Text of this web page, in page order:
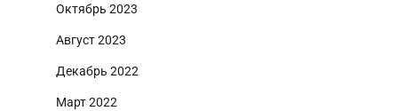
Октябрь 2023
Август 2023
Декабрь 2022
Март 2022